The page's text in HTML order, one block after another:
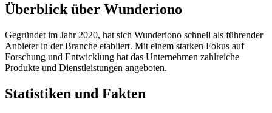
Überblick über Wunderiono
Gegründet im Jahr 2020, hat sich Wunderiono schnell als führender
Anbieter in der Branche etabliert. Mit einem starken Fokus auf
Forschung und Entwicklung hat das Unternehmen zahlreiche
Produkte und Dienstleistungen angeboten.
Statistiken und Fakten